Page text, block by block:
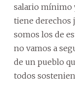
salario mínimo
tiene derechos
somos los de
no vamos a
de un pueblo
todos